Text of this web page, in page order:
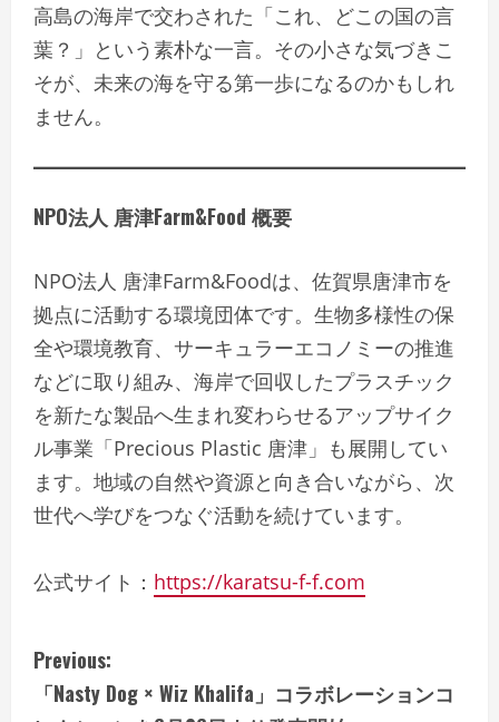
高島の海岸で交わされた「これ、どこの国の言
葉？」という素朴な一言。その小さな気づきこ
そが、未来の海を守る第一歩になるのかもしれ
ません。
NPO法人 唐津Farm&Food 概要
NPO法人 唐津Farm&Foodは、佐賀県唐津市を
拠点に活動する環境団体です。生物多様性の保
全や環境教育、サーキュラーエコノミーの推進
などに取り組み、海岸で回収したプラスチック
を新たな製品へ生まれ変わらせるアップサイク
ル事業「Precious Plastic 唐津」も展開してい
ます。地域の自然や資源と向き合いながら、次
世代へ学びをつなぐ活動を続けています。
公式サイト： https://karatsu-f-f.com
C
o
Previous:
「Nasty Dog × Wiz Khalifa」コラボレーションコ